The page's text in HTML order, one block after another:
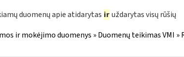
duomenų apie atidarytas ir uždarytas visų rūšių
ir mokėjimo duomenys » Duomenų teikimas VMI »